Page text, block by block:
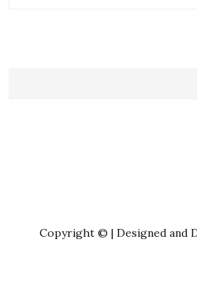
Copyright © | Designed and